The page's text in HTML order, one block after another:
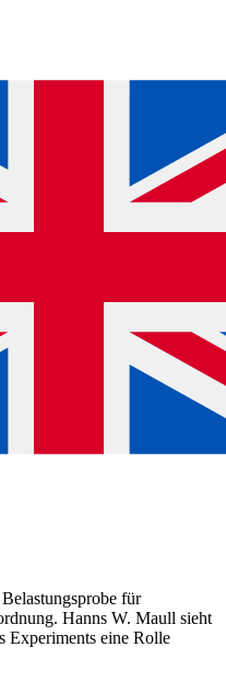
für
Hanns W. Maull sieht
Experiments eine Rolle